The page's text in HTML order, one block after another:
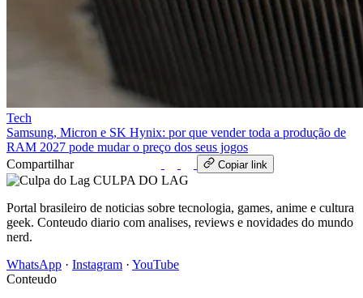
Tech
Samsung, Micron e SK Hynix: por que vender toda a produção de
RAM 2027 pode mudar o preço dos seus jogos
Compartilhar
Copiar link
CULPA DO LAG
Portal brasileiro de noticias sobre tecnologia, games, anime e cultura
geek. Conteudo diario com analises, reviews e novidades do mundo
nerd.
WhatsApp · Instagram · YouTube
Conteudo